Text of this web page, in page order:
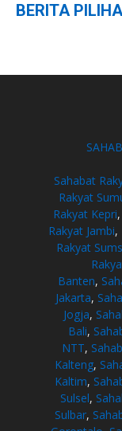
BERITA
Sahabat
Rakyat
Rakyat Kepri,
Rakyat Jambi,
Rakyat
Banten,
Jakarta,
Jogja,
Bali,
NTT,
Kalteng,
Kaltim,
Sulsel,
Sulbar,